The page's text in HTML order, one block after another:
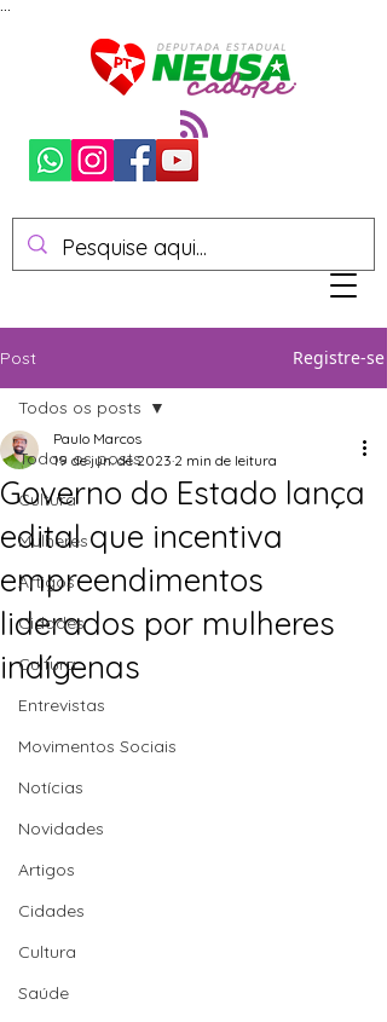
Post Registre-se
Todos os posts
Cultura
Mulheres
Artigos
Cidades
Cultura
Entrevistas
Movimentos Sociais
Notícias
Novidades
Artigos
Cidades
Cultura
Saúde
Todos os posts
Governo do Estado lança
edital que incentiva
empreendimentos
liderados por mulheres
indígenas
Paulo Marcos
19 de jun. de 2023 2 min de leitura